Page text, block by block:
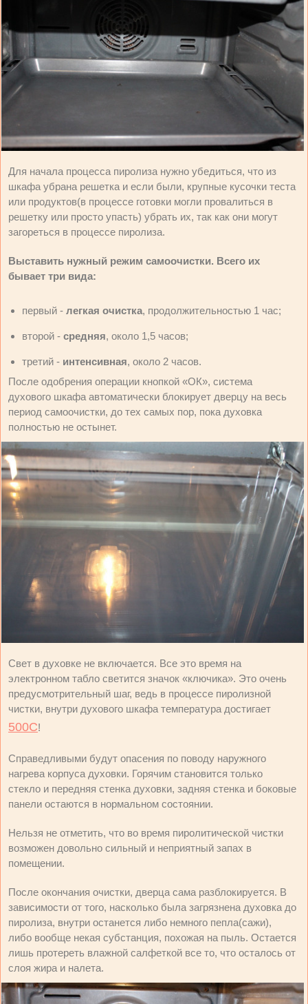
Для начала процесса пиролиза нужно убедиться, что из
шкафа убрана решетка и если были, крупные кусочки теста
или продуктов(в процессе готовки могли провалиться в
решетку или просто упасть) убрать их, так как они могут
загореться в процессе пиролиза.
Выставить нужный режим самоочистки. Всего их
бывает три вида:
первый - легкая очистка, продолжительностью 1 час;
второй - средняя, около 1,5 часов;
третий - интенсивная, около 2 часов.
После одобрения операции кнопкой «ОК», система
духового шкафа автоматически блокирует дверцу на весь
период самоочистки, до тех самых пор, пока духовка
полностью не остынет.
Свет в духовке не включается. Все это время на
электронном табло светится значок «ключика». Это очень
предусмотрительный шаг, ведь в процессе пиролизной
чистки, внутри духового шкафа температура достигает
500С!
Справедливыми будут опасения по поводу наружного
нагрева корпуса духовки. Горячим становится только
стекло и передняя стенка духовки, задняя стенка и боковые
панели остаются в нормальном состоянии.
Нельзя не отметить, что во время пиролитической чистки
возможен довольно сильный и неприятный запах в
помещении.
После окончания очистки, дверца сама разблокируется. В
зависимости от того, насколько была загрязнена духовка до
пиролиза, внутри останется либо немного пепла(сажи),
либо вообще некая субстанция, похожая на пыль. Остается
лишь протереть влажной салфеткой все то, что осталось от
слоя жира и налета.